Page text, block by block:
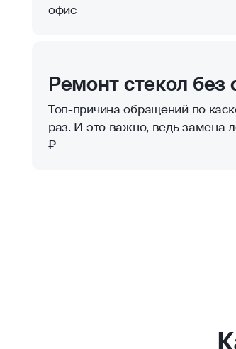
офис
Ремонт стекол без
Топ-причина обращений по
раз. И это важно, ведь замена
₽